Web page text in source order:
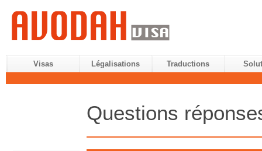
Visas Légalisations Traductions
Questions